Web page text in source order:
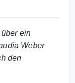
ein
Weber
den